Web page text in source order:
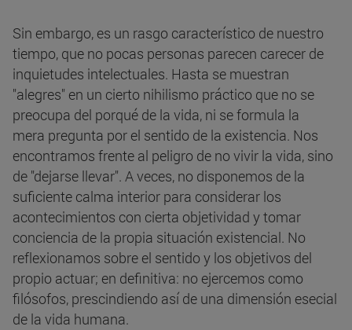
Sin embargo, es un rasgo característico de nuestro
tiempo, que no pocas personas parecen carecer de
inquietudes intelectuales. Hasta se muestran
"alegres" en un cierto nihilismo práctico que no se
preocupa del porqué de la vida, ni se formula la
mera pregunta por el sentido de la existencia. Nos
encontramos frente al peligro de no vivir la vida, sino
de "dejarse llevar". A veces, no disponemos de la
suficiente calma interior para considerar los
acontecimientos con cierta objetividad y tomar
conciencia de la propia situación existencial. No
reflexionamos sobre el sentido y los objetivos del
propio actuar; en definitiva: no ejercemos como
filósofos, prescindiendo así de una dimensión esecial
de la vida humana.